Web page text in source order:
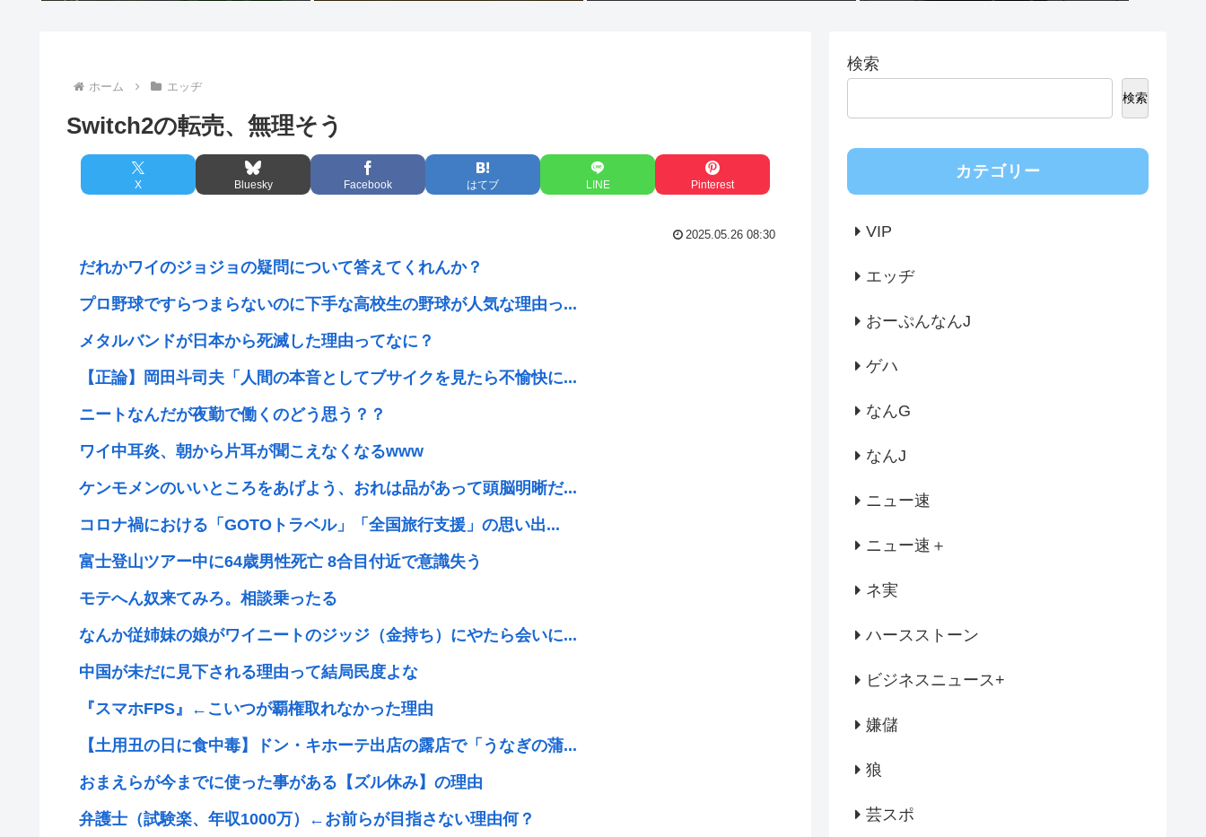
ホーム エッヂ
Switch2の転売、無理そう
X Bluesky Facebook はてブ LINE Pinterest
2025.05.26 08:30
だれかワイのジョジョの疑問について答えてくれんか？
プロ野球ですらつまらないのに下手な高校生の野球が人気な理由っ...
メタルバンドが日本から死滅した理由ってなに？
【正論】岡田斗司夫「人間の本音としてブサイクを見たら不愉快に...
ニートなんだが夜勤で働くのどう思う？？
ワイ中耳炎、朝から片耳が聞こえなくなるwww
ケンモメンのいいところをあげよう、おれは品があって頭脳明晰だ...
コロナ禍における「GOTOトラベル」「全国旅行支援」の思い出...
富士登山ツアー中に64歳男性死亡 8合目付近で意識失う
モテへん奴来てみろ。相談乗ったる
なんか従姉妹の娘がワイニートのジッジ（金持ち）にやたら会いに...
中国が未だに見下される理由って結局民度よな
『スマホFPS』←こいつが覇権取れなかった理由
【土用丑の日に食中毒】ドン・キホーテ出店の露店で「うなぎの蒲...
おまえらが今までに使った事がある【ズル休み】の理由
弁護士（試験楽、年収1000万）←お前らが目指さない理由何？
検索
検索
カテゴリー
VIP
エッヂ
おーぷんなんJ
ゲハ
なんG
なんJ
ニュー速
ニュー速＋
ネ実
ハースストーン
ビジネスニュース+
嫌儲
狼
芸スポ